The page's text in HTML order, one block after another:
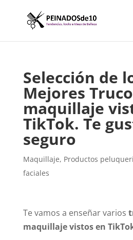
Selección de
Mejores
maquillaje
TikTok. Te
seguro
Maquillaje, Productos
faciales
Te vamos a enseñar varios
maquillaje vistos en